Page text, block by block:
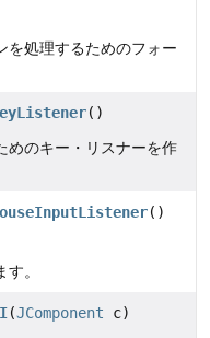
を処理するためのフォー
()
めのキー・リスナーを作
()
。
(JComponent c)